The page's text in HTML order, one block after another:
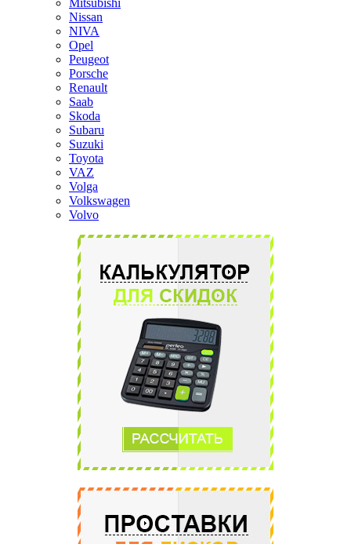
Mitsubishi
Nissan
NIVA
Opel
Peugeot
Porsche
Renault
Saab
Skoda
Subaru
Suzuki
Toyota
VAZ
Volga
Volkswagen
Volvo